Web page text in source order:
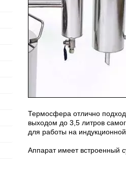
Термосфера отлично
выходом до 3,5 литров
для работы на
Аппарат имеет встроенный